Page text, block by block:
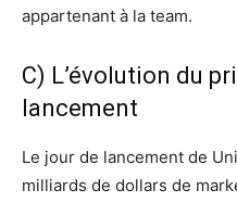
appartenant à la team.
C) L’évolution du
lancement
Le jour de lancement de
milliards de dollars de